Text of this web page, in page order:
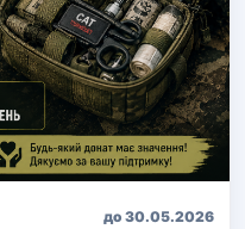
до 30.05.2026